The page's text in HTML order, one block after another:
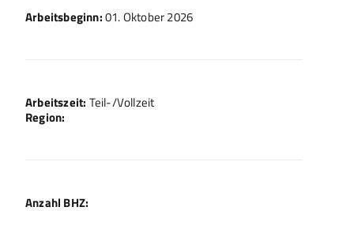
Arbeitsbeginn:01. Oktober 2026
Arbeitszeit: Teil-/Vollzeit
Region:
Anzahl BHZ: